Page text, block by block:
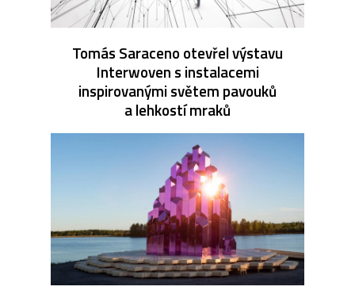
Tomás Saraceno otevřel výstavu
Interwoven s instalacemi
inspirovanými světem pavouků
a lehkostí mraků